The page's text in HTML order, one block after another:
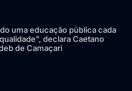
uma educação pública cada
declara Caetano
de Camaçari